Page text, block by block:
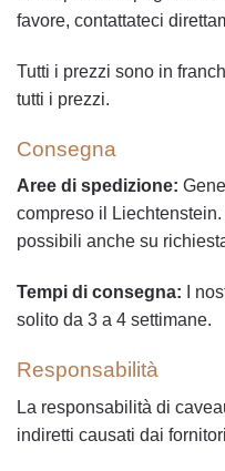
favore, contattateci
Tutti i prezzi sono in
tutti i prezzi.
Consegna
Aree di spedizione:
compreso il
possibili anche su
Tempi di consegna: I
solito da 3 a 4 settimane.
Responsabilità
La responsabilità di
indiretti causati dai